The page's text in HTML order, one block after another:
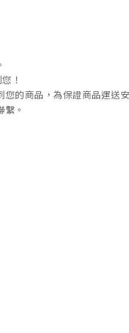
！
的商品，為保證商品運送
。